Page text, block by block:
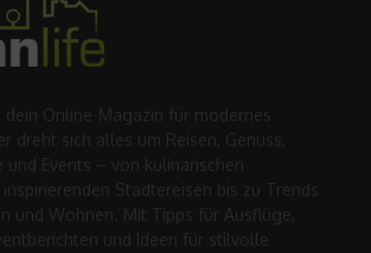
Online-Magazin für modernes
dreht sich alles um Reisen, Genuss,
und Events – von kulinarischen
Städtereisen bis zu Trends
und Wohnen. Mit Tipps für Ausflüge,
und Ideen für stilvolle